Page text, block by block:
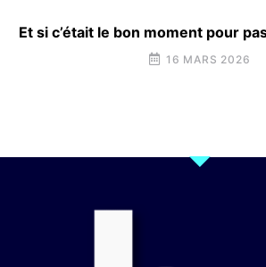
Et si c’était le bon moment pour
16 MARS 2026